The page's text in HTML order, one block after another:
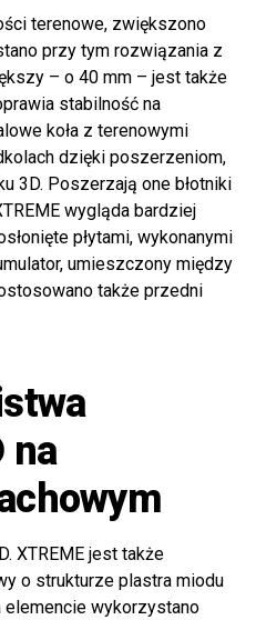
terenowe, zwiększono
przy tym rozwiązania z
– o 40 mm – jest także
stabilność na
koła z terenowymi
dzięki poszerzeniom,
3D. Poszerzają one błotniki
wygląda bardziej
płytami, wykonanymi
umieszczony między
także przedni
na
XTREME jest także
o strukturze plastra miodu
wykorzystano